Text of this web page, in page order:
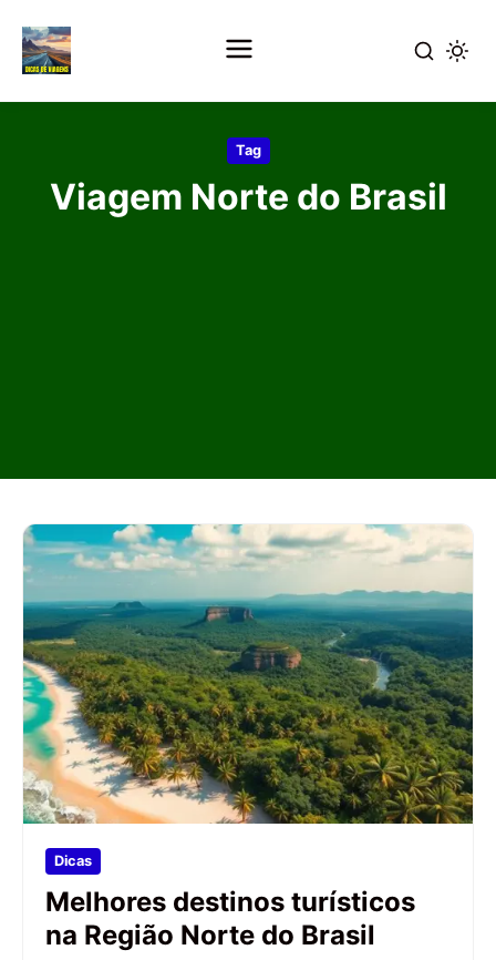
conteúdo
Tag
Viagem Norte do Brasil
Dicas
Melhores destinos turísticos
na Região Norte do Brasil